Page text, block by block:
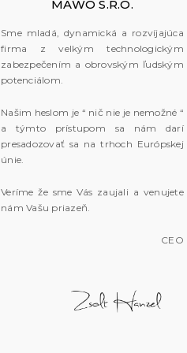
MAWO S.R.O.
Sme mladá, dynamická a rozvíjajúca
firma z velkým technologickým
zabezpečením a obrovským ľudským
potenciálom.
Našim heslom je “ nič nie je nemožné “
a týmto prístupom sa nám darí
presadozovať sa na trhoch Európskej
únie.
Veríme že sme Vás zaujali a venujete
nám Vašu priazeň.
CEO